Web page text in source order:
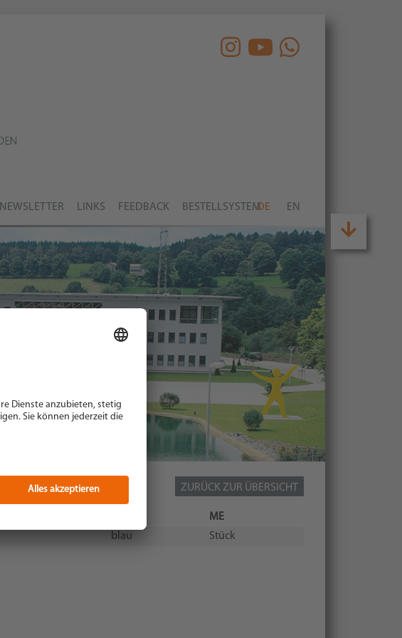
NEWSLETTER LINKS FEEDBACK BESTELLSYSTEMDE EN
ZURÜCK ZUR ÜBERSICHT
ME
blau Stück